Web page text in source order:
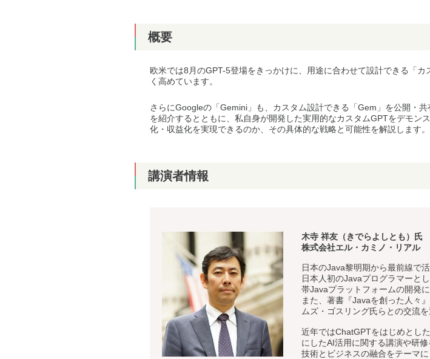
概要
欧米では8月のGPT-5登場をきっかけに、用途に合わせて設計できる「
く高めています。
さらにGoogleの「Gemini」も、カスタム設計できる「Gem」を公開・
を紹介するとともに、私自身が開発した実用的なカスタムGPTをデモン
化・収益化を実現できるのか、その具体的な戦略と可能性を解説します。
講演者情報
木寺 祥友（きでらよしとも）氏
株式会社エル・カミノ・リアル
日本のJava黎明期から最前線で
日本人初のJavaプログラマーと
帯Javaプラットフォームの開発に
また、著書『Javaを創った人々
ムズ・ゴスリング氏らとの交流
近年ではChatGPTをはじめとし
にしたAI活用に関する講演や研
技術とビジネスの融合をテーマ